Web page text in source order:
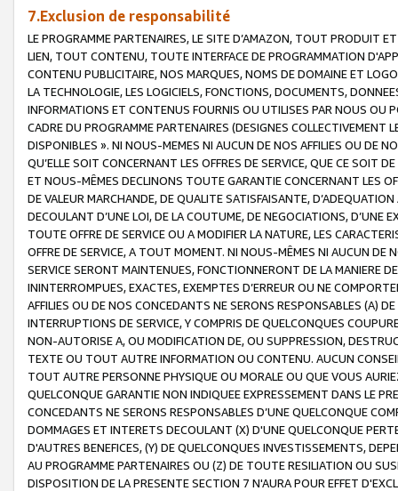
7.Exclusion de responsabilité
LE PROGRAMME PARTENAIRES, LE SITE D’AMAZON, TOUT PRODUIT
LIEN, TOUT CONTENU, TOUTE INTERFACE DE PROGRAMMATION
CONTENU PUBLICITAIRE, NOS MARQUES, NOMS DE DOMAINE ET
LA TECHNOLOGIE, LES LOGICIELS, FONCTIONS, DOCUMENTS,
INFORMATIONS ET CONTENUS FOURNIS OU UTILISES PAR NOUS OU
CADRE DU PROGRAMME PARTENAIRES (DESIGNES COLLECTIVEMENT
DISPONIBLES ». NI NOUS-MEMES NI AUCUN DE NOS AFFILIES OU DE
QU’ELLE SOIT CONCERNANT LES OFFRES DE SERVICE, QUE CE SOIT
ET NOUS-MÊMES DECLINONS TOUTE GARANTIE CONCERNANT LES
DE VALEUR MARCHANDE, DE QUALITE SATISFAISANTE,
DECOULANT D’UNE LOI, DE LA COUTUME, DE NEGOCIATIONS, D’UNE
TOUTE OFFRE DE SERVICE OU A MODIFIER LA NATURE, LES
OFFRE DE SERVICE, A TOUT MOMENT. NI NOUS-MÊMES NI AUCUN DE
SERVICE SERONT MAINTENUES, FONCTIONNERONT DE LA MANIERE
ININTERROMPUES, EXACTES, EXEMPTES D’ERREUR OU NE
AFFILIES OU DE NOS CONCEDANTS NE SERONS RESPONSABLES (A)
INTERRUPTIONS DE SERVICE, Y COMPRIS DE QUELCONQUES
NON-AUTORISE A, OU MODIFICATION DE, OU SUPPRESSION,
TEXTE OU TOUT AUTRE INFORMATION OU CONTENU. AUCUN
TOUT AUTRE PERSONNE PHYSIQUE OU MORALE OU QUE VOUS
QUELCONQUE GARANTIE NON INDIQUEE EXPRESSEMENT DANS LE
CONCEDANTS NE SERONS RESPONSABLES D’UNE QUELCONQUE
DOMMAGES ET INTERETS DECOULANT (X) D'UNE QUELCONQUE
D'AUTRES BENEFICES, (Y) DE QUELCONQUES INVESTISSEMENTS,
AU PROGRAMME PARTENAIRES OU (Z) DE TOUTE RESILIATION OU
DISPOSITION DE LA PRESENTE SECTION 7 N'AURA POUR EFFET